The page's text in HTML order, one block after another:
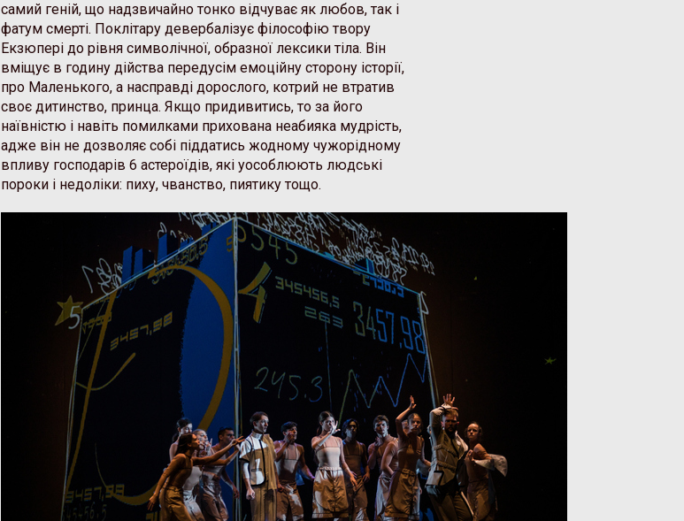
самий геній, що надзвичайно тонко відчуває як любов, так і
фатум смерті. Поклітару девербалізує філософію твору
Екзюпері до рівня символічної, образної лексики тіла. Він
вміщує в годину дійства передусім емоційну сторону історії,
про Маленького, а насправді дорослого, котрий не втратив
своє дитинство, принца. Якщо придивитись, то за його
наївністю і навіть помилками прихована неабияка мудрість,
адже він не дозволяє собі піддатись жодному чужорідному
впливу господарів 6 астероїдів, які уособлюють людські
пороки і недоліки: пиху, чванство, пиятику тощо.